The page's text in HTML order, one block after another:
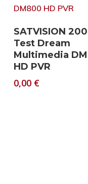
Download
SATVISION
Test Dream
Multimedia
HD PVR
0,00 €